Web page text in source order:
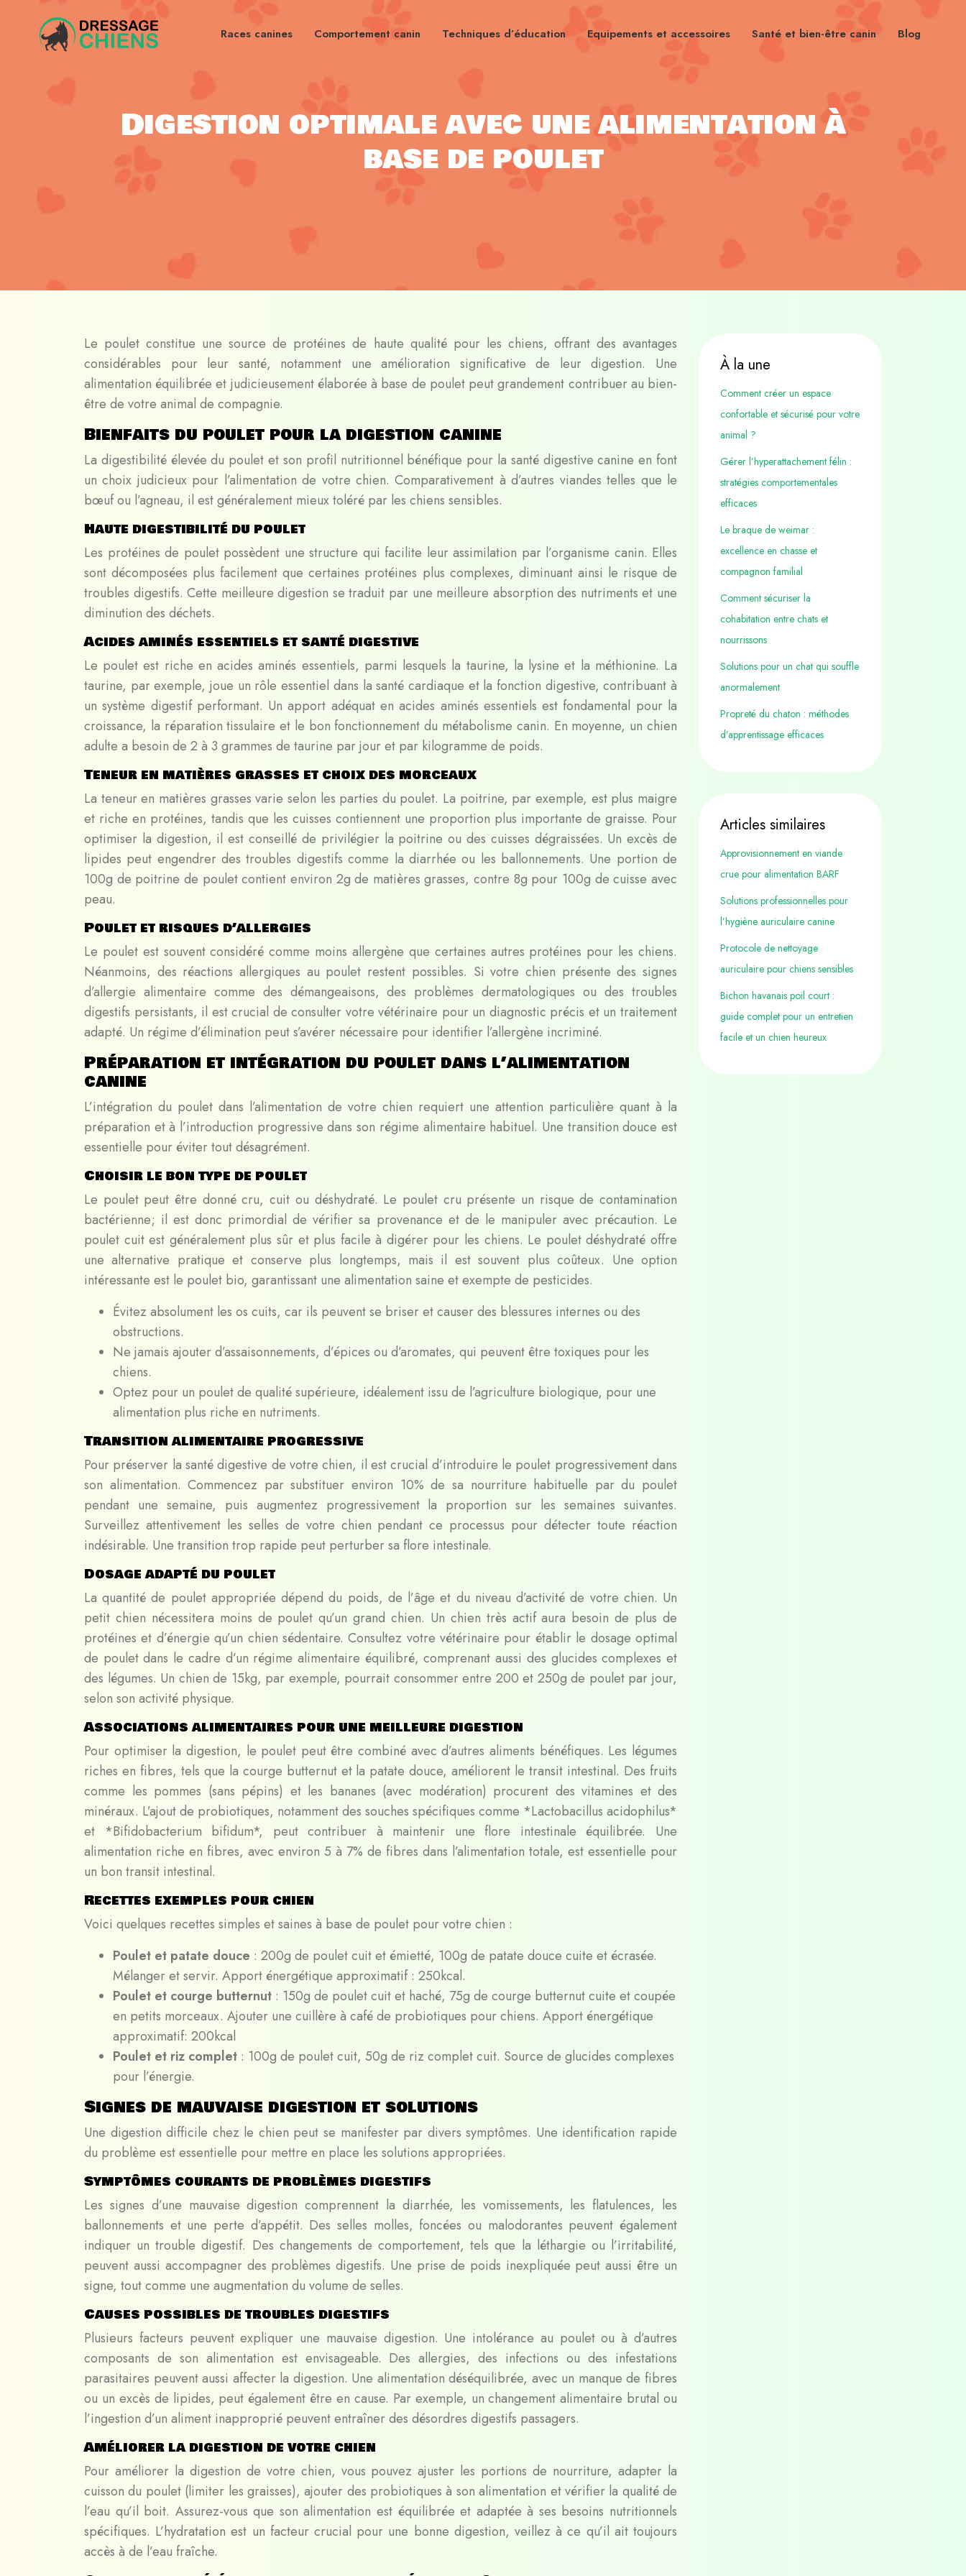
Races canines Comportement canin Techniques d’éducation Equipements et accessoires Santé et bien-être canin Blog
Digestion optimale avec une alimentation à
base de poulet
Le poulet constitue une source de protéines de haute qualité pour les chiens, offrant des avantages
considérables pour leur santé, notamment une amélioration significative de leur digestion. Une
alimentation équilibrée et judicieusement élaborée à base de poulet peut grandement contribuer au bien-
être de votre animal de compagnie.
Bienfaits du poulet pour la digestion canine
La digestibilité élevée du poulet et son profil nutritionnel bénéfique pour la santé digestive canine en font
un choix judicieux pour l’alimentation de votre chien. Comparativement à d’autres viandes telles que le
bœuf ou l’agneau, il est généralement mieux toléré par les chiens sensibles.
Haute digestibilité du poulet
Les protéines de poulet possèdent une structure qui facilite leur assimilation par l’organisme canin. Elles
sont décomposées plus facilement que certaines protéines plus complexes, diminuant ainsi le risque de
troubles digestifs. Cette meilleure digestion se traduit par une meilleure absorption des nutriments et une
diminution des déchets.
Acides aminés essentiels et santé digestive
Le poulet est riche en acides aminés essentiels, parmi lesquels la taurine, la lysine et la méthionine. La
taurine, par exemple, joue un rôle essentiel dans la santé cardiaque et la fonction digestive, contribuant à
un système digestif performant. Un apport adéquat en acides aminés essentiels est fondamental pour la
croissance, la réparation tissulaire et le bon fonctionnement du métabolisme canin. En moyenne, un chien
adulte a besoin de 2 à 3 grammes de taurine par jour et par kilogramme de poids.
Teneur en matières grasses et choix des morceaux
La teneur en matières grasses varie selon les parties du poulet. La poitrine, par exemple, est plus maigre
et riche en protéines, tandis que les cuisses contiennent une proportion plus importante de graisse. Pour
optimiser la digestion, il est conseillé de privilégier la poitrine ou des cuisses dégraissées. Un excès de
lipides peut engendrer des troubles digestifs comme la diarrhée ou les ballonnements. Une portion de
100g de poitrine de poulet contient environ 2g de matières grasses, contre 8g pour 100g de cuisse avec
peau.
Poulet et risques d’allergies
Le poulet est souvent considéré comme moins allergène que certaines autres protéines pour les chiens.
Néanmoins, des réactions allergiques au poulet restent possibles. Si votre chien présente des signes
d’allergie alimentaire comme des démangeaisons, des problèmes dermatologiques ou des troubles
digestifs persistants, il est crucial de consulter votre vétérinaire pour un diagnostic précis et un traitement
adapté. Un régime d’élimination peut s’avérer nécessaire pour identifier l’allergène incriminé.
Préparation et intégration du poulet dans l’alimentation
canine
L’intégration du poulet dans l’alimentation de votre chien requiert une attention particulière quant à la
préparation et à l’introduction progressive dans son régime alimentaire habituel. Une transition douce est
essentielle pour éviter tout désagrément.
Choisir le bon type de poulet
Le poulet peut être donné cru, cuit ou déshydraté. Le poulet cru présente un risque de contamination
bactérienne; il est donc primordial de vérifier sa provenance et de le manipuler avec précaution. Le
poulet cuit est généralement plus sûr et plus facile à digérer pour les chiens. Le poulet déshydraté offre
une alternative pratique et conserve plus longtemps, mais il est souvent plus coûteux. Une option
intéressante est le poulet bio, garantissant une alimentation saine et exempte de pesticides.
Évitez absolument les os cuits, car ils peuvent se briser et causer des blessures internes ou des
obstructions.
Ne jamais ajouter d’assaisonnements, d’épices ou d’aromates, qui peuvent être toxiques pour les
chiens.
Optez pour un poulet de qualité supérieure, idéalement issu de l’agriculture biologique, pour une
alimentation plus riche en nutriments.
Transition alimentaire progressive
Pour préserver la santé digestive de votre chien, il est crucial d’introduire le poulet progressivement dans
son alimentation. Commencez par substituer environ 10% de sa nourriture habituelle par du poulet
pendant une semaine, puis augmentez progressivement la proportion sur les semaines suivantes.
Surveillez attentivement les selles de votre chien pendant ce processus pour détecter toute réaction
indésirable. Une transition trop rapide peut perturber sa flore intestinale.
Dosage adapté du poulet
La quantité de poulet appropriée dépend du poids, de l’âge et du niveau d’activité de votre chien. Un
petit chien nécessitera moins de poulet qu’un grand chien. Un chien très actif aura besoin de plus de
protéines et d’énergie qu’un chien sédentaire. Consultez votre vétérinaire pour établir le dosage optimal
de poulet dans le cadre d’un régime alimentaire équilibré, comprenant aussi des glucides complexes et
des légumes. Un chien de 15kg, par exemple, pourrait consommer entre 200 et 250g de poulet par jour,
selon son activité physique.
Associations alimentaires pour une meilleure digestion
Pour optimiser la digestion, le poulet peut être combiné avec d’autres aliments bénéfiques. Les légumes
riches en fibres, tels que la courge butternut et la patate douce, améliorent le transit intestinal. Des fruits
comme les pommes (sans pépins) et les bananes (avec modération) procurent des vitamines et des
minéraux. L’ajout de probiotiques, notamment des souches spécifiques comme *Lactobacillus acidophilus*
et *Bifidobacterium bifidum*, peut contribuer à maintenir une flore intestinale équilibrée. Une
alimentation riche en fibres, avec environ 5 à 7% de fibres dans l’alimentation totale, est essentielle pour
un bon transit intestinal.
Recettes exemples pour chien
Voici quelques recettes simples et saines à base de poulet pour votre chien :
Poulet et patate douce : 200g de poulet cuit et émietté, 100g de patate douce cuite et écrasée.
Mélanger et servir. Apport énergétique approximatif : 250kcal.
Poulet et courge butternut : 150g de poulet cuit et haché, 75g de courge butternut cuite et coupée
en petits morceaux. Ajouter une cuillère à café de probiotiques pour chiens. Apport énergétique
approximatif: 200kcal
Poulet et riz complet : 100g de poulet cuit, 50g de riz complet cuit. Source de glucides complexes
pour l’énergie.
Signes de mauvaise digestion et solutions
Une digestion difficile chez le chien peut se manifester par divers symptômes. Une identification rapide
du problème est essentielle pour mettre en place les solutions appropriées.
Symptômes courants de problèmes digestifs
Les signes d’une mauvaise digestion comprennent la diarrhée, les vomissements, les flatulences, les
ballonnements et une perte d’appétit. Des selles molles, foncées ou malodorantes peuvent également
indiquer un trouble digestif. Des changements de comportement, tels que la léthargie ou l’irritabilité,
peuvent aussi accompagner des problèmes digestifs. Une prise de poids inexpliquée peut aussi être un
signe, tout comme une augmentation du volume de selles.
Causes possibles de troubles digestifs
Plusieurs facteurs peuvent expliquer une mauvaise digestion. Une intolérance au poulet ou à d’autres
composants de son alimentation est envisageable. Des allergies, des infections ou des infestations
parasitaires peuvent aussi affecter la digestion. Une alimentation déséquilibrée, avec un manque de fibres
ou un excès de lipides, peut également être en cause. Par exemple, un changement alimentaire brutal ou
l’ingestion d’un aliment inapproprié peuvent entraîner des désordres digestifs passagers.
Améliorer la digestion de votre chien
Pour améliorer la digestion de votre chien, vous pouvez ajuster les portions de nourriture, adapter la
cuisson du poulet (limiter les graisses), ajouter des probiotiques à son alimentation et vérifier la qualité de
l’eau qu’il boit. Assurez-vous que son alimentation est équilibrée et adaptée à ses besoins nutritionnels
spécifiques. L’hydratation est un facteur crucial pour une bonne digestion, veillez à ce qu’il ait toujours
accès à de l’eau fraîche.
À la une
Comment créer un espace
confortable et sécurisé pour votre
animal ?
Gérer l’hyperattachement félin :
stratégies comportementales
efficaces
Le braque de weimar :
excellence en chasse et
compagnon familial
Comment sécuriser la
cohabitation entre chats et
nourrissons
Solutions pour un chat qui souffle
anormalement
Propreté du chaton : méthodes
d’apprentissage efficaces
Articles similaires
Approvisionnement en viande
crue pour alimentation BARF
Solutions professionnelles pour
l’hygiène auriculaire canine
Protocole de nettoyage
auriculaire pour chiens sensibles
Bichon havanais poil court :
guide complet pour un entretien
facile et un chien heureux